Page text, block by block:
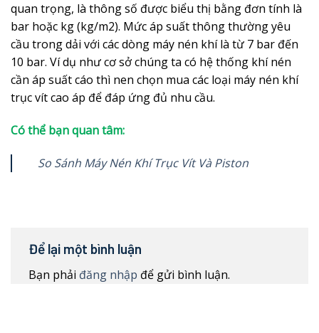
quan trọng, là thông số được biểu thị bằng đơn tính là
bar hoặc kg (kg/m2). Mức áp suất thông thường yêu
cầu trong dải với các dòng máy nén khí là từ 7 bar đến
10 bar. Ví dụ như cơ sở chúng ta có hệ thống khí nén
cần áp suất cáo thì nen chọn mua các loại máy nén khí
trục vít cao áp để đáp ứng đủ nhu cầu.
Có thể bạn quan tâm:
So Sánh Máy Nén Khí Trục Vít Và Piston
Để lại một bình luận
Bạn phải đăng nhập để gửi bình luận.